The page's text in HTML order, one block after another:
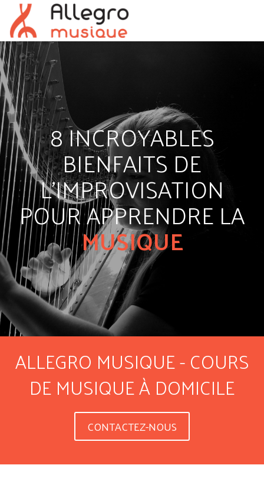
8 INCROYABLES
BIENFAITS DE
L'IMPROVISATION
POUR APPRENDRE LA
MUSIQUE
ALLEGRO MUSIQUE - COURS
DE MUSIQUE À DOMICILE
CONTACTEZ-NOUS